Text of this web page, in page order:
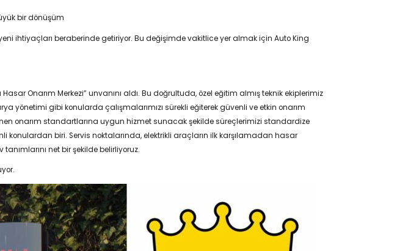
bir dönüşüm
ihtiyaçları beraberinde getiriyor. Bu değişimde vakitlice yer almak için Auto King
Onarım Merkezi” unvanını aldı. Bu doğrultuda, özel eğitim almış teknik ekiplerimiz
yönetimi gibi konularda çalışmalarımızı sürekli eğiterek güvenli ve etkin onarım
onarım standartlarına uygun hizmet sunacak şekilde süreçlerimizi standardize
konulardan biri. Servis noktalarında, elektrikli araçların ilk karşılamadan hasar
net bir şekilde belirliyoruz.